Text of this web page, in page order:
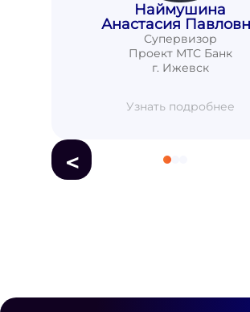
Наймушина
Анастасия
Супервизор
Проект МТС Банк
г. Ижевск
Узнать подробнее
<